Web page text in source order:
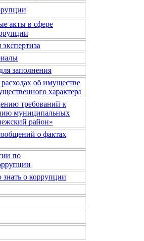
акты в сфере
заполнения
об имуществе
характера
требований к
муниципальных
район»
о фактах
по
о коррупции